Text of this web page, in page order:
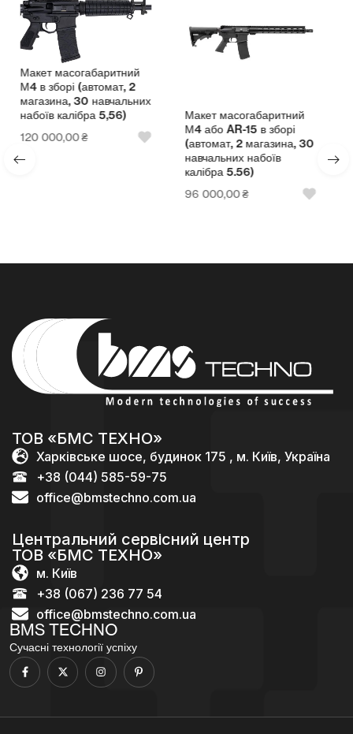
Макет масогабаритний
М4 або AR-15 в зборі
(автомат, 2 магазина, 30
набоїв калібра 5.45)
96 000,00₴
BMS TECHNO
Сучасні технології успіху
ТОВ «БМС ТЕХНО»
Харківське шосе, будинок 175 , м. Київ, Україна
+38 (044) 585-59-75
office@bmstechno.com.ua
Центральний сервісний центр
ТОВ «БМС ТЕХНО»
м. Київ
+38 (067) 236 77 54
office@bmstechno.com.ua